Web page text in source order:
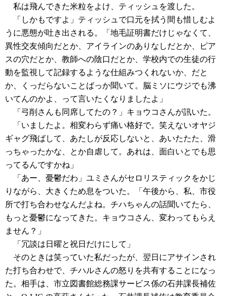
私は飛んできた米粒をよけ、ティッシュを渡した。
「しかもですよ」ティッシュで口元を拭う間も惜しむよ
うに悪態が吐き出される。「地毛証明書だけじゃなくて、
異性交友傾向だとか、アイラインのありなしだとか、ピア
スの穴だとか、教師への陰口だとか、学校内での生徒の行
動を監視して記録するような仕組みつくれないか、だと
か、くっだらないことばっか聞いて。脳ミソにウジでも沸
いてんのかよ、って言いたくなりましたよ」
「弓削さんも同席してたの？」キョウコさんが訊いた。
「いましたよ。相変わらず痛い格好で。笑えないオヤジ
ギャグ飛ばして、あたしが反応しないと、あいたたた、滑
っちゃったかな、とか自虐して。あれは、面白いとでも思
ってるんですかね」
「あー、憂鬱だわ」ユミさんがセロリスティックをかじ
りながら、大きくため息をついた。「午後から、私、市役
所で打ち合わせなんだよね。チハちゃんの話聞いてたら、
もっと憂鬱になってきた。キョウコさん、変わってもらえ
ません？」
「冗談は日曜と祝日だけにして」
そのときは笑っていた私だったが、翌日にアサインされ
た打ち合わせで、チハルさんの怒りを共有することになっ
た。相手は、市立図書館総務課サービス係の石井課長補佐